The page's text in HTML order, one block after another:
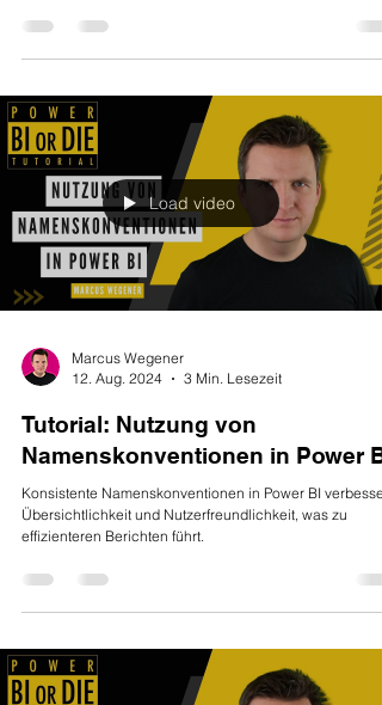
Load video
Marcus Wegener
12. Aug. 2024
3 Min. Lesezeit
Tutorial: Nutzung von
Namenskonventionen in Power BI
Konsistente Namenskonventionen in Power BI
Übersichtlichkeit und Nutzerfreundlichkeit, was zu
effizienteren Berichten führt.